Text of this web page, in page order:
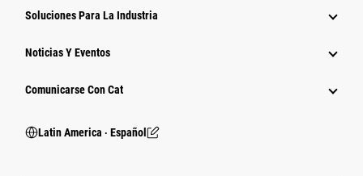
Soluciones Para La Industria
Noticias Y Eventos
Comunicarse Con Cat
Latin America ‧ Español